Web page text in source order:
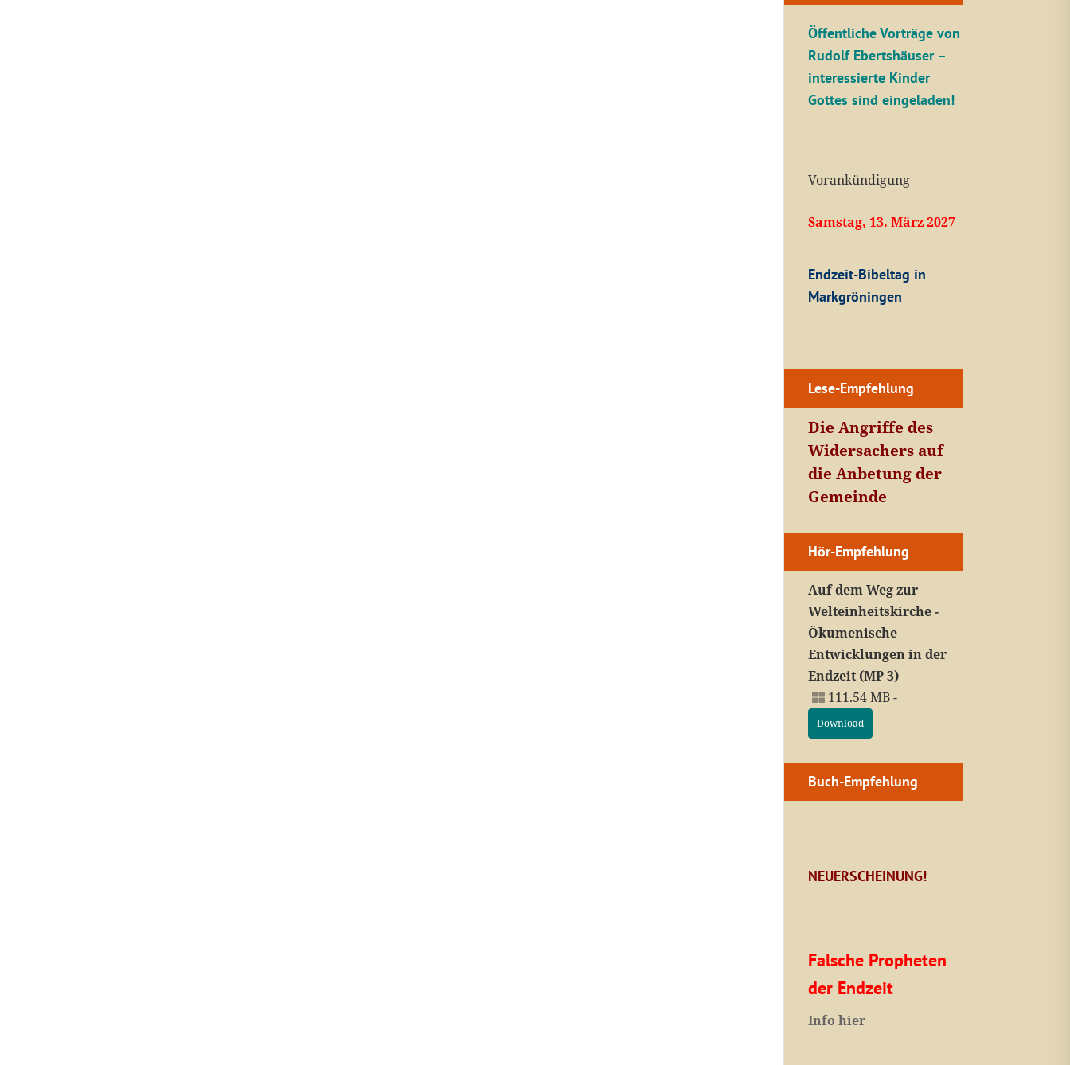
Öffentliche Vorträge von
Rudolf Ebertshäuser –
interessierte Kinder
Gottes sind eingeladen!
Vorankündigung
Samstag, 13. März 2027
Endzeit-Bibeltag in
Markgröningen
Lese-Empfehlung
Die Angriffe des
Widersachers auf
die Anbetung der
Gemeinde
Hör-Empfehlung
Auf dem Weg zur
Welteinheitskirche -
Ökumenische
Entwicklungen in der
Endzeit (MP 3)
111.54 MB -
Download
Buch-Empfehlung
NEUERSCHEINUNG!
Falsche Propheten
der Endzeit
Info hier